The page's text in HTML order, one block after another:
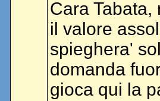
Cara
il valore
spieghera'
domanda
gioca qui la